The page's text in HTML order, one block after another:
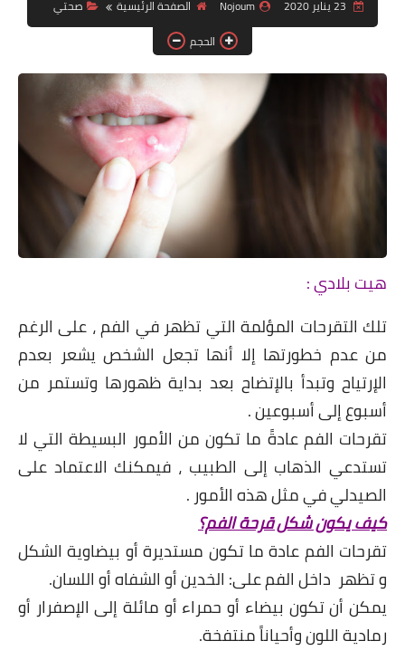
دين ودنيا
صور
فيديوهات
رياضة
تكنولوجيا
Nojoum الصفحة الرئيسية
صحتي
الحجم
هيت بلادي :
تلك التقرحات المؤلمة التي تظهر في الفم ، على الرغم
من عدم خطورتها إلا أنها تجعل الشخص يشعر بعدم
الإرتياح وتبدأ بالإتضاح بعد بداية ظهورها وتستمر من
أسبوع إلى أسبوعين .
تقرحات الفم عادةً ما تكون من الأمور البسيطة التي لا
تستدعي الذهاب إلى الطبيب ، فيمكنك الاعتماد على
الصيدلي في مثل هذه الأمور .
كيف يكون شكل قرحة الفم؟
تقرحات الفم عادة ما تكون مستديرة أو بيضاوية الشكل
و تظهر داخل الفم على: الخدين أو الشفاه أو اللسان.
يمكن أن تكون بيضاء أو حمراء أو مائلة إلى الإصفرار أو
رمادية اللون وأحياناً منتفخة.